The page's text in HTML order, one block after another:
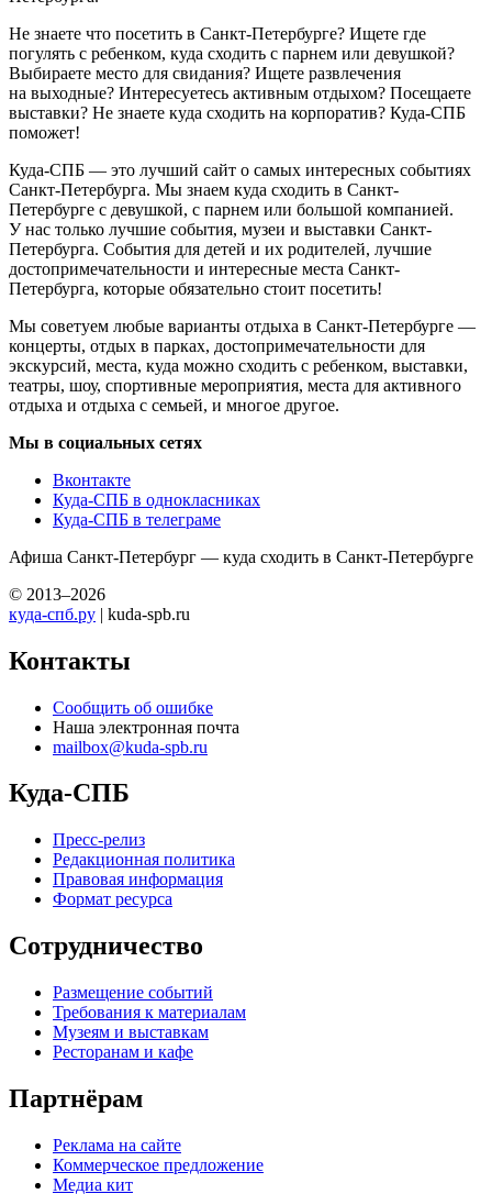
Не знаете что посетить в Санкт-Петербурге? Ищете где
погулять с ребенком, куда сходить с парнем или девушкой?
Выбираете место для свидания? Ищете развлечения
на выходные? Интересуетесь активным отдыхом? Посещаете
выставки? Не знаете куда сходить на корпоратив? Куда-СПБ
поможет!
Куда-СПБ — это лучший сайт о самых интересных событиях
Санкт-Петербурга. Мы знаем куда сходить в Санкт-
Петербурге с девушкой, с парнем или большой компанией.
У нас только лучшие события, музеи и выставки Санкт-
Петербурга. События для детей и их родителей, лучшие
достопримечательности и интересные места Санкт-
Петербурга, которые обязательно стоит посетить!
Мы советуем любые варианты отдыха в Санкт-Петербурге —
концерты, отдых в парках, достопримечательности для
экскурсий, места, куда можно сходить с ребенком, выставки,
театры, шоу, спортивные мероприятия, места для активного
отдыха и отдыха с семьей, и многое другое.
Мы в социальных сетях
Вконтакте
Куда-СПБ в однокласниках
Куда-СПБ в телеграме
Афиша Санкт-Петербург — куда сходить в Санкт-Петербурге
© 2013–2026
куда-спб.ру | kuda-spb.ru
Контакты
Сообщить об ошибке
Наша электронная почта
mailbox@kuda-spb.ru
Куда-СПБ
Пресс-релиз
Редакционная политика
Правовая информация
Формат ресурса
Сотрудничество
Размещение событий
Требования к материалам
Музеям и выставкам
Ресторанам и кафе
Партнёрам
Реклама на сайте
Коммерческое предложение
Медиа кит